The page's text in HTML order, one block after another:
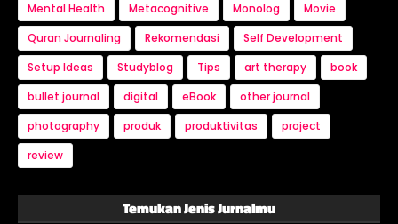
Mental Health
Metacognitive Monolog
Movie
Quran Journaling
Rekomendasi
Self Development
Setup Ideas
Studyblog Tips art therapy
book
bullet journal
digital eBook
other journal
photography
produk produktivitas
project
review
Temukan Jenis Jurnalmu